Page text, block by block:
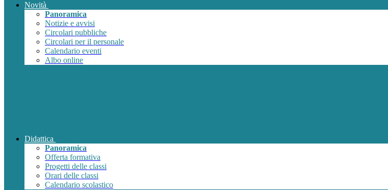
Novità
Panoramica
Notizie e avvisi
Circolari pubbliche
Circolari per il personale
Calendario eventi
Albo online
Didattica
Panoramica
Offerta formativa
Progetti delle classi
Orari delle classi
Calendario scolastico